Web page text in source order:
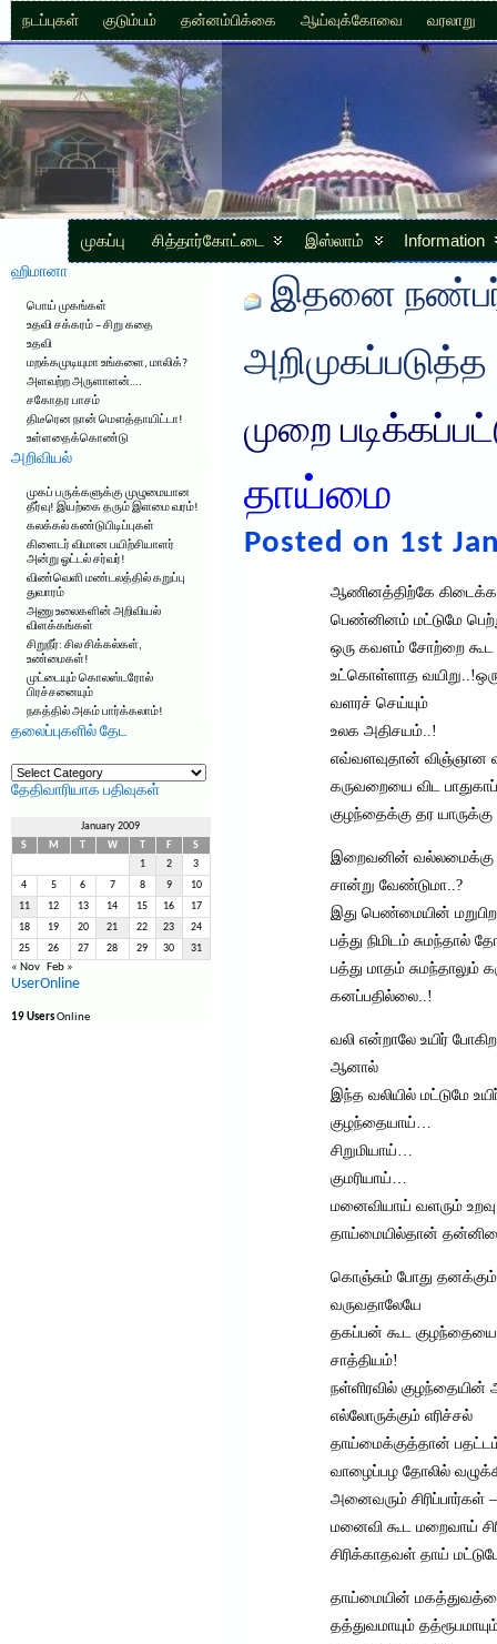
நடப்புகள் குடும்பம் தன்னம்பிக்கை ஆய்வுக்கோவை வரலாறு
முகப்பு சித்தார்கோட்டை இஸ்லாம் Information
ஹிமானா
பொய் முகங்கள்
உதவி சக்கரம் – சிறு கதை
உதவி
மறக்கமுடியுமா உங்களை, மாலிக்?
அளவற்ற அருளாளன்….
சகோதர பாசம்
திடீரென நான் மௌத்தாயிட்டா!
உள்ளதைக்கொண்டு
அறிவியல்
முகப் பருக்களுக்கு முழுமையான
தீர்வு! இயற்கை தரும் இளமை வரம்!
கலக்கல் கண்டுபிடிப்புகள்
கிளைடர் விமான பயிற்சியாளர்
அன்று ஓட்டல் சர்வர்!
விண்வெளி மண்டலத்தில் கறுப்பு
துவாரம்
அணு உலைகளின் அறிவியல்
விளக்கங்கள்
சிறுநீர்: சில சிக்கல்கள்,
உண்மைகள்!
முட்டையும் கொலஸ்டரோல்
பிரச்சனையும்
நகத்தில் அகம் பார்க்கலாம்!
தலைப்புகளில் தேட
தலைப்புகளில்
தேட
தேதிவாரியாக பதிவுகள்
January 2009
S
M W F
S
1
2 3
4 5 6 7 8 9 10
11 12 13 14 15 16 17
18 19 20 21 22 23 24
25 26 27 28 29 30 31
« Nov Feb »
UserOnline
19 UsersOnline
இதனை
அறிமுகப்படுத்த
முறை
தாய்மை
Posted on 1st
ஆணினத்திற்கே
பெண்னினம் மட்டுமே
ஒரு கவளம் சோற்றை கூட
உட்கொள்ளாத
வளரச் செய்யும்
உலக அதிசயம்..!
எவ்வளவுதான் விஞ்ஞான
கருவறையை விட
குழந்தைக்கு தர யாருக்கு
இறைவனின்
சான்று வேண்டுமா..?
இது பெண்மையின்
பத்து நிமிடம் சுமந்தால்
பத்து மாதம் சுமந்தாலும்
கனப்பதில்லை..!
வலி என்றாலே உயிர்
ஆனால்
இந்த வலியில் மட்டுமே
குழந்தையாய்…
சிறுமியாய்…
குமரியாய்…
மனைவியாய் வளரும் உறவு
தாய்மையில்தான்
கொஞ்சும் போது
வருவதாலேயே
தகப்பன் கூட
சாத்தியம்!
நள்ளிரவில் குழந்தையின்
எல்லோருக்கும் எரிச்சல்
தாய்மைக்குத்தான்
வாழைப்பழ தோலில்
அனைவரும் சிரிப்பார்கள்
மனைவி கூட மறைவாய்
சிரிக்காதவள் தாய்
தாய்மையின்
தத்துவமாயும்